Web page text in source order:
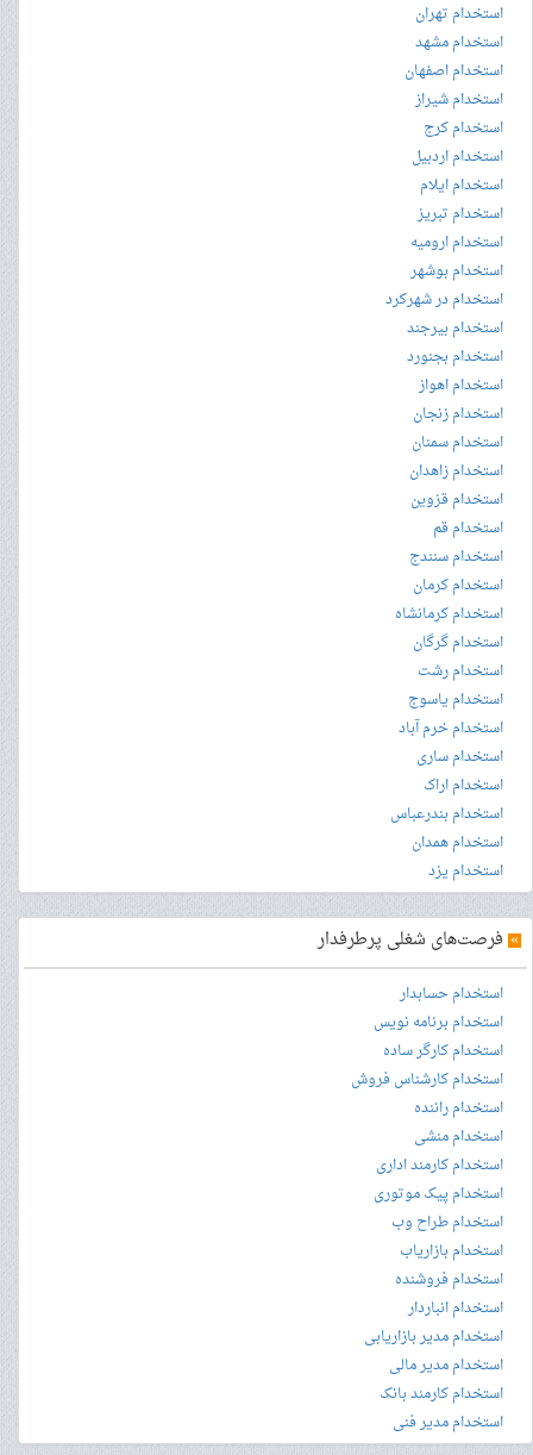
استخدام تهران
استخدام مشهد
استخدام اصفهان
استخدام شیراز
استخدام کرج
استخدام اردبیل
استخدام ایلام
استخدام تبریز
استخدام ارومیه
استخدام بوشهر
استخدام در شهرکرد
استخدام بیرجند
استخدام بجنورد
استخدام اهواز
استخدام زنجان
استخدام سمنان
استخدام زاهدان
استخدام قزوین
استخدام قم
استخدام سنندج
استخدام کرمان
استخدام کرمانشاه
استخدام گرگان
استخدام رشت
استخدام یاسوج
استخدام خرم آباد
استخدام ساری
استخدام اراک
استخدام بندرعباس
استخدام همدان
استخدام یزد
» فرصت‌های شغلی پرطرفدار
استخدام حسابدار
استخدام برنامه نویس
استخدام کارگر ساده
استخدام کارشناس فروش
استخدام راننده
استخدام منشی
استخدام کارمند اداری
استخدام پیک موتوری
استخدام طراح وب
استخدام بازاریاب
استخدام فروشنده
استخدام انباردار
استخدام مدیر بازاریابی
استخدام مدیر مالی
استخدام کارمند بانک
استخدام مدیر فنی